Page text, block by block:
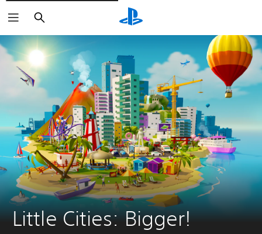
Søk
Little Cities: Bigger!